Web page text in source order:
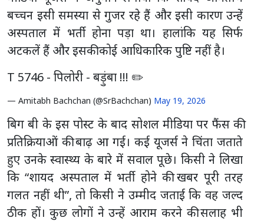
बच्चन इसी समस्या से गुजर रहे हैं और इसी कारण उन्हें
अस्पताल में भर्ती होना पड़ा था। हालांकि यह सिर्फ
अटकलें हैं और इसकी कोई आधिकारिक पुष्टि नहीं है।
T 5746 - पिलोरी - बड़ुंबा !!! ✏️
— Amitabh Bachchan (@SrBachchan) May 19, 2026
बिग बी के इस पोस्ट के बाद सोशल मीडिया पर फैंस की
प्रतिक्रियाओं की बाढ़ आ गई। कई यूजर्स ने चिंता जताते
हुए उनके स्वास्थ्य के बारे में सवाल पूछे। किसी ने लिखा
कि “शायद अस्पताल में भर्ती होने की खबर पूरी तरह
गलत नहीं थी”, तो किसी ने उम्मीद जताई कि वह जल्द
ठीक हों। कुछ लोगों ने उन्हें आराम करने की सलाह भी